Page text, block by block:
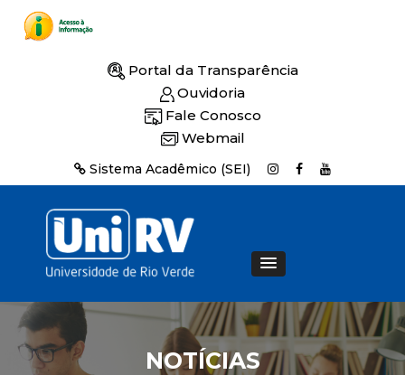
Portal da Transparência
Ouvidoria
Fale Conosco
Webmail
Sistema Acadêmico (SEI)
NOTÍCIAS